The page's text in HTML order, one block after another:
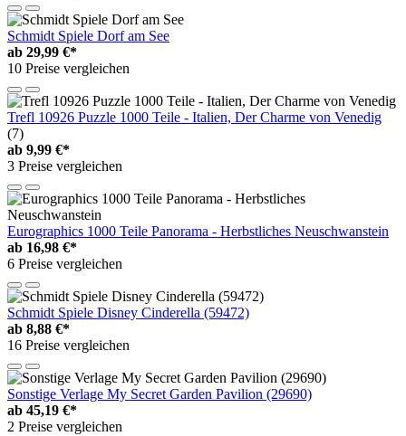
Schmidt Spiele Dorf am See
ab 29,99 €*
10 Preise vergleichen
Trefl 10926 Puzzle 1000 Teile - Italien, Der Charme von Venedig
(7)
ab 9,99 €*
3 Preise vergleichen
Eurographics 1000 Teile Panorama - Herbstliches Neuschwanstein
ab 16,98 €*
6 Preise vergleichen
Schmidt Spiele Disney Cinderella (59472)
ab 8,88 €*
16 Preise vergleichen
Sonstige Verlage My Secret Garden Pavilion (29690)
ab 45,19 €*
2 Preise vergleichen